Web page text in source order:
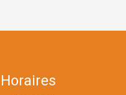
Horaires